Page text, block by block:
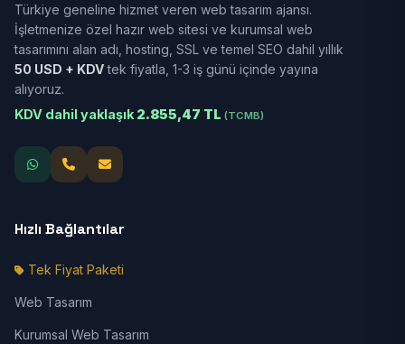
Türkiye geneline hizmet veren web tasarım ajansı.
İşletmenize özel hazır web sitesi ve kurumsal web
tasarımını alan adı, hosting, SSL ve temel SEO dahil yıllık
50 USD + KDVtek fiyatla, 1-3 iş günü içinde yayına
alıyoruz.
KDV dahil yaklaşık 2.855,47 TL (TCMB)
Hızlı Bağlantılar
Tek Fiyat Paketi
Web Tasarım
Kurumsal Web Tasarım